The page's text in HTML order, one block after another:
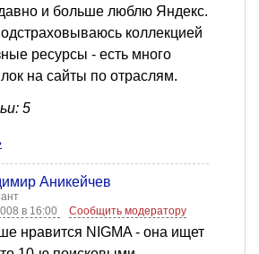
и больше люблю Яндекс.
коллекцией
ресурсы - есть много
на сайты по отраслям.
5
Аникейчев
в 16:00
Сообщить модератору
нравится NIGMA - она ищет